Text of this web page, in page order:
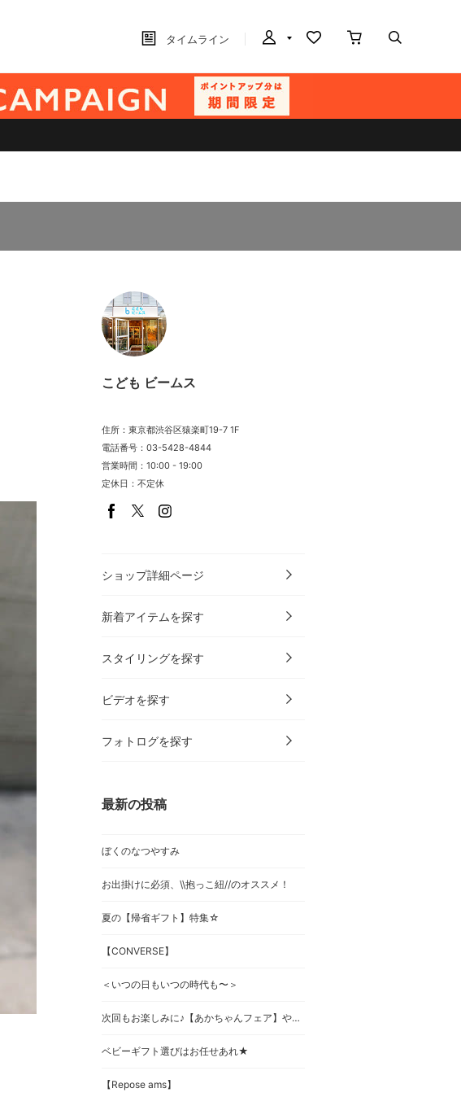
タイムライン
こども ビームス
住所：東京都渋谷区猿楽町19-7 1F
電話番号：03-5428-4844
営業時間：10:00 - 19:00
定休日：不定休
ショップ詳細ページ
新着アイテムを探す
スタイリングを探す
ビデオを探す
フォトログを探す
最新の投稿
ぼくのなつやすみ
お出掛けに必須、\\抱っこ紐//のオススメ！
夏の【帰省ギフト】特集☆
【CONVERSE】
＜いつの日もいつの時代も〜＞
次回もお楽しみに♪【あかちゃんフェア】やってます^ ^
ベビーギフト選びはお任せあれ★
【Repose ams】